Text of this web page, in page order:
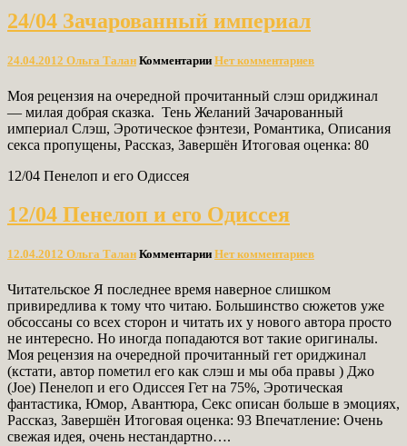
24/04 Зачарованный империал
24.04.2012 Ольга Талан Комментарии Нет комментариев
Моя рецензия на очередной прочитанный слэш ориджинал
— милая добрая сказка. Тень Желаний Зачарованный
империал Слэш, Эротическое фэнтези, Романтика, Описания
секса пропущены, Рассказ, Завершён Итоговая оценка: 80
12/04 Пенелоп и его Одиссея
12/04 Пенелоп и его Одиссея
12.04.2012 Ольга Талан Комментарии Нет комментариев
Читательское Я последнее время наверное слишком
привиредлива к тому что читаю. Большинство сюжетов уже
обсоссаны со всех сторон и читать их у нового автора просто
не интересно. Но иногда попадаются вот такие оригиналы.
Моя рецензия на очередной прочитанный гет ориджинал
(кстати, автор пометил его как слэш и мы оба правы ) Джо
(Joe) Пенелоп и его Одиссея Гет на 75%, Эротическая
фантастика, Юмор, Авантюра, Секс описан больше в эмоциях,
Рассказ, Завершён Итоговая оценка: 93 Впечатление: Очень
свежая идея, очень нестандартно….